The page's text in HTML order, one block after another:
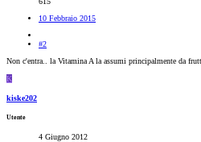
10 Febbraio 2015
#2
Non c'entra.. la Vitamina A la assumi principalmente da
K
kiske202
Utente
4 Giugno 2012